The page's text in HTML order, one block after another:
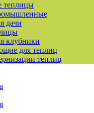
теплицы
дачи
клубники
для теплиц
теплиц